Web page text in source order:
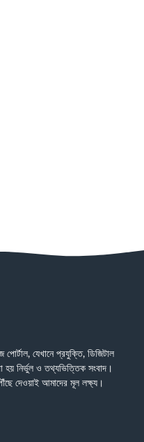
যেখানে প্রযুক্তি, ডিজিটাল
হয় নির্ভুল ও তথ্যভিত্তিক সংবাদ।
দেওয়াই আমাদের মূল লক্ষ্য।